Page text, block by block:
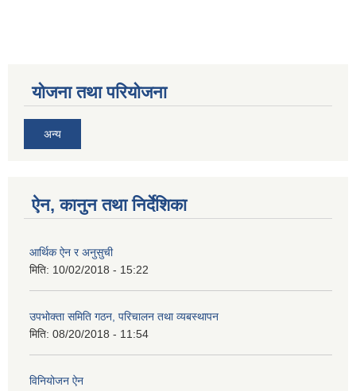
योजना तथा परियोजना
अन्य
ऐन, कानुन तथा निर्देशिका
आर्थिक ऐन र अनुसुची
मिति: 10/02/2018 - 15:22
उपभोक्ता समिति गठन, परिचालन तथा व्यबस्थापन
मिति: 08/20/2018 - 11:54
विनियोजन ऐन